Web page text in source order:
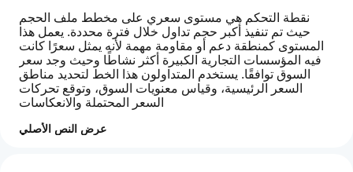
نقطة التحكم هي مستوى سعري على مخطط ملف الحجم
حيث تم تنفيذ أكبر حجم تداول خلال فترة محددة. يعمل هذا
المستوى كمنطقة دعم أو مقاومة مهمة لأنه يمثل سعرًا كانت
فيه المؤسسات التجارية الكبيرة أكثر نشاطًا وحيث وجد سعر
السوق توافقًا. يستخدم المتداولون هذا الخط لتحديد مناطق
السعر الرئيسية، وقياس معنويات السوق، وتوقع تحركات
السعر المحتملة والانعكاسات
عرض النص الأصلي